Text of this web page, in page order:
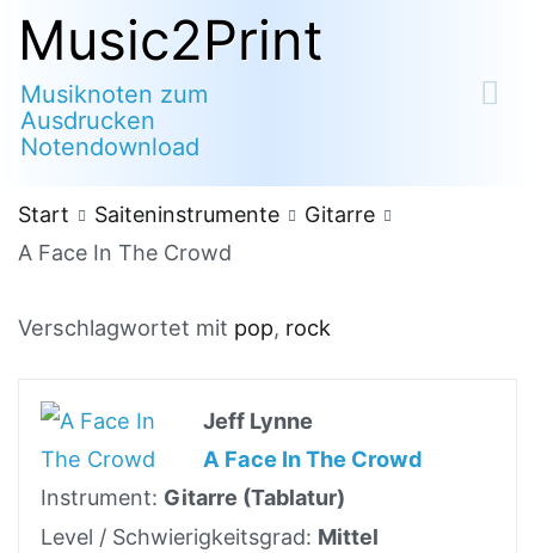
Zum
Inhalt
springen
Music2Print
Musiknoten zum
Ausdrucken
Notendownload
Start Saiteninstrumente
Gitarre
A Face In The Crowd
Verschlagwortet mit pop, rock
Jeff Lynne
A Face In The Crowd
Instrument: Gitarre (Tablatur)
Level / Schwierigkeitsgrad: Mittel